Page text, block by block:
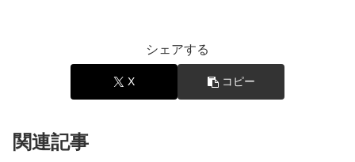
シェアする
X コピー
関連記事